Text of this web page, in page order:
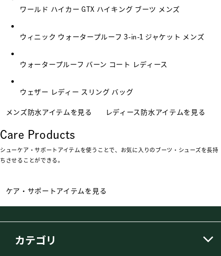
ワールド ハイカー GTX ハイキング ブーツ メンズ
ウィニック ウォータープルーフ 3-in-1 ジャケット メンズ
ウォータープルーフ バーン コート レディース
ウェザー レディー スリング バッグ
メンズ防水アイテムを見る レディース防水アイテムを見る
Care Products
シューケア・サポートアイテムを使うことで、お気に入りのブーツ・シューズを長持
ちさせることができる。
ケア・サポートアイテムを見る
カテゴリ